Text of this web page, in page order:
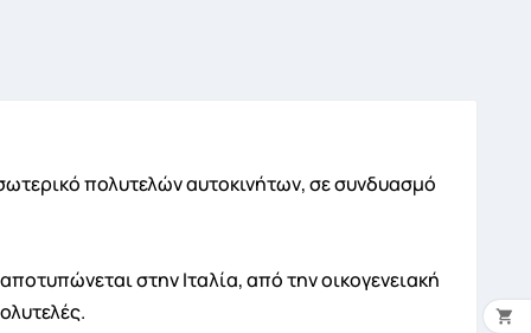
πολυτελών αυτοκινήτων, σε συνδυασμό
στην Ιταλία, από την οικογενειακή
